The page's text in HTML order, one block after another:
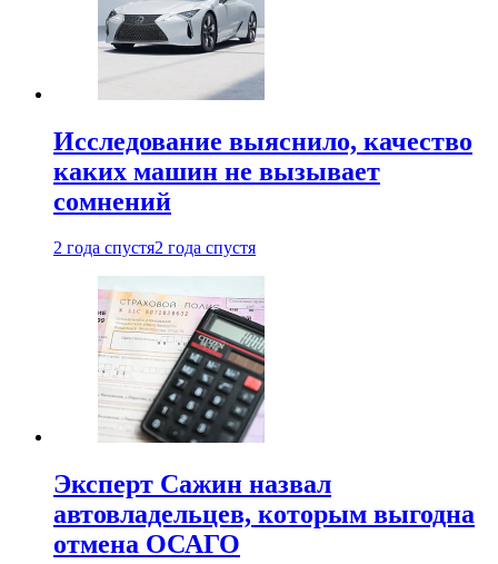
Исследование выяснило, качество
каких машин не вызывает
сомнений
2 года спустя2 года спустя
Эксперт Сажин назвал
автовладельцев, которым выгодна
отмена ОСАГО